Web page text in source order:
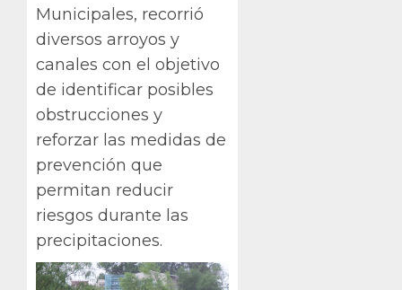
Municipales, recorrió
diversos arroyos y
canales con el objetivo
de identificar posibles
obstrucciones y
reforzar las medidas de
prevención que
permitan reducir
riesgos durante las
precipitaciones.